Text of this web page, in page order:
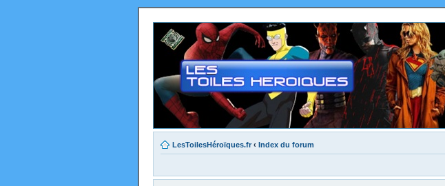
LesToilesHéroïques.fr ‹ Index du forum